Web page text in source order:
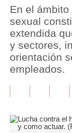
Política
Tu Dinero
Finanzas
Opinión
En el
sexual
extendida
y sectores,
orientación
empleados.